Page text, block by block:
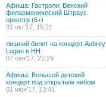
Афиша: Гастроли: Венский
филармонический Штраус
оркестр (6+)
31 окт’17, 15:21
лишний билет на концерт Aubrey
Logan в НН
07 сен’17, 21:29
Афиша: Большой детский
концерт под открытым небом
01 июн’17, 13:41